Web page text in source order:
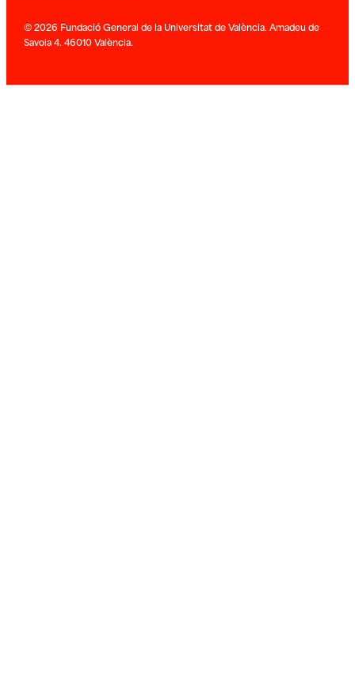
© 2026 Fundació General de la Universitat de València. Amadeu de
Savoia 4. 46010 València.